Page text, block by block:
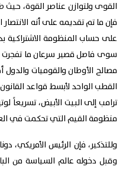
القوى ولتوازن عناصر القوة،
فإن ما تم تقديمه على أنه
على حساب المنظومة الاشتراكية
سوى فاصل قصير سرعان ما تفجرت
مصالح الأوطان والقوميات والدول
القطب الواحد لأبسط قواعد
ترامب إلى البيت الأبيض، تسريعاً
منظومة القيم التي تحكمت في
وقبل دخوله عالم السياسة من